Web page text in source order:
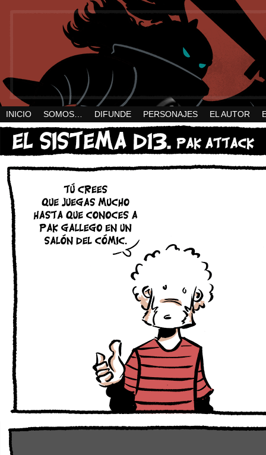
INICIO SOMOS… DIFUNDE PERSONAJES EL AUTOR